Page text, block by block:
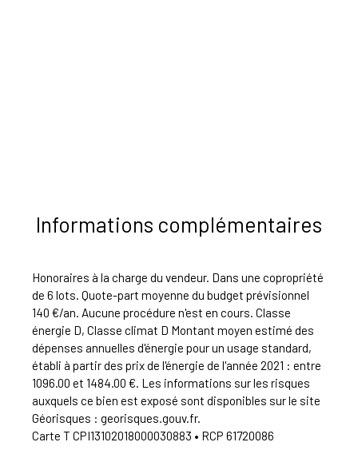
Informations complémentaires
Honoraires à la charge du vendeur. Dans une copropriété
de 6 lots. Quote-part moyenne du budget prévisionnel
140 €/an. Aucune procédure n'est en cours. Classe
énergie D, Classe climat D Montant moyen estimé des
dépenses annuelles d'énergie pour un usage standard,
établi à partir des prix de l'énergie de l'année 2021 : entre
1096.00 et 1484.00 €. Les informations sur les risques
auxquels ce bien est exposé sont disponibles sur le site
Géorisques : georisques.gouv.fr.
Carte T CPI13102018000030883 • RCP 61720086